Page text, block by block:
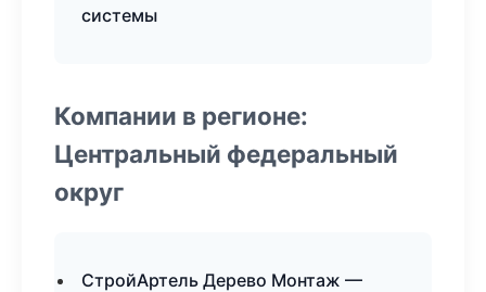
системы
Компании в регионе:
Центральный федеральный
округ
СтройАртель Дерево Монтаж —